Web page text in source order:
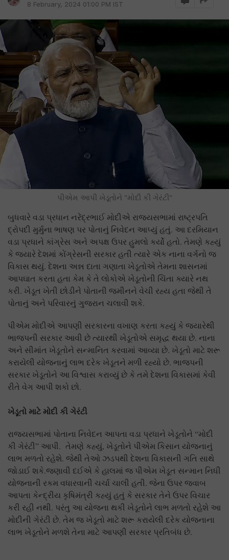
8 February, 2024 01:00 PM IST
પીએમ આપી ખેડૂતોને "મોદી કી ગેરંટી"
બુધવારે વડા પ્રધાન નરેંદ્રભાઈ મોદીએ રાજ્યસભામાં રાષ્ટ્રપતિ
દ્રોપદી મુર્મુના ભાષણ પર પોતાનું નિવેદન આપ્યું હતું. આ દરમિયાન
વડા પ્રધાને કાંગ્રેસ અને અપક્ષ ઉપર હુમલો કર્યો હતો. તેમણે કહ્યું
કે જ્યારે દેશમાં કોંગ્રેસની સરકાર હતી ત્યારે એક નાના વર્ગનો જ
વિકાસ થયું. દેશના અન્ન દાતા ગણાતા ખેડૂતોએ તેમના શાસનમાં
આપઘાત કરતા હતા કેમ કે તે લોકોએ ખેડૂતોની ચિંતા ક્યારે નથ
કરી. ખેડૂત ખેતી છોડીને પોતાની જમીનને વેચી રહ્ય હતા જેથી તે
પોતાનું અને પરિવારનું ગુજરાન ચલાવી શકે.
પીએમ મોદીએ આપણી સરકારના વખાણ કરતા કહ્યું કે જ્યારેથી
ભાજપની સરકાર આવી છે ત્યારથી ખેડૂતોએ સમૃદ્ધ થયા છે. નાના
અને સીમાંત ખેડૂતોને સન્માનિત કરવામાં આવ્યા છે. ખેડૂતો માટે શરૂ
કરાયેલી યોજનાનું લાભ દરેક ખેડૂતને મળી રહ્યો છે. ભાજપની
સરકાર ખેડૂતોને આ વિશ્વાસ કરાવ્યું છે કે તમે દેશના વિકાસમાં કેવી
રીતે વેગ આપી શકો છો.
ખેડૂતો માટે મોદી કી ગેરંટી
રાજ્યસભામાં પોતાના નિવેદન આપતા વડા પ્રધાને ખેડૂતોને “મોદી
કી ગેરંટી” આપી. તેમણે કહ્યું, ખેડૂતોને પીએમ કિસાન યોજનાનું
લાભ મળતો રહેશે. જેથી તેઓ ઝડપથી દેશના વિકાસની ગતિ સાથે
જોડાઈ શકે.જણાવી દઈએ કે હાલમાં જ પીએમ ખેડૂત સન્માન નિધી
યોજનાની રકમ વધારવાની ચર્ચા ચાલી હતી. જેના ઉપર જવાબ
આપતા કેન્દ્રીય કૃષિમંત્રી કહ્યું હતું કે સરકાર તેને ઉપર વિચાર
કરી રહી નથી. પરંતુ આ યોજના થકી ખેડૂતોને લાભ મળતો રહેશે આ
મોદીની ગેરંટી છે. તેમ જ ખેડૂતો માટે શરૂ કરાયેલી દરેક યોજનાના
લાભ ખેડૂતોને મળશે તેના માટે આપણી સરકાર પ્રતિબંધ છે.